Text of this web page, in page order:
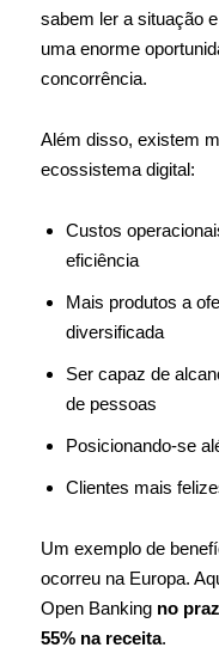
sabem ler a situação
uma enorme
concorrência.
Além disso, existem
ecossistema digital:
Custos
eficiência
Mais produtos a
diversificada
Ser capaz de
de pessoas
Posicionando-se
Clientes mais
Um exemplo de
ocorreu na Europa.
Open Banking no
55% na receita.